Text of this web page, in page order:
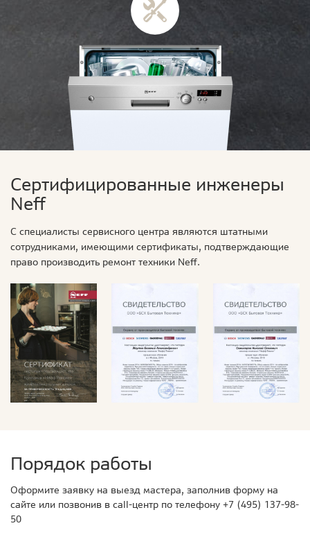
Сертифицированные инженеры
Neff
С специалисты сервисного центра являются штатными
сотрудниками, имеющими сертификаты, подтверждающие
право производить ремонт техники Neff.
Порядок работы
Оформите заявку на выезд мастера, заполнив форму на
сайте или позвонив в call-центр по телефону +7 (495) 137-98-
50